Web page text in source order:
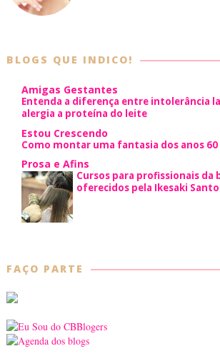
BLOGS QUE INDICO!
Amigas Gestantes
Entenda a diferença entre intolerância
alergia a proteína do leite
Estou Crescendo
Como montar uma fantasia dos anos 60
Prosa e Afins
Cursos para profissionais da
oferecidos pela Ikesaki
FAÇO PARTE